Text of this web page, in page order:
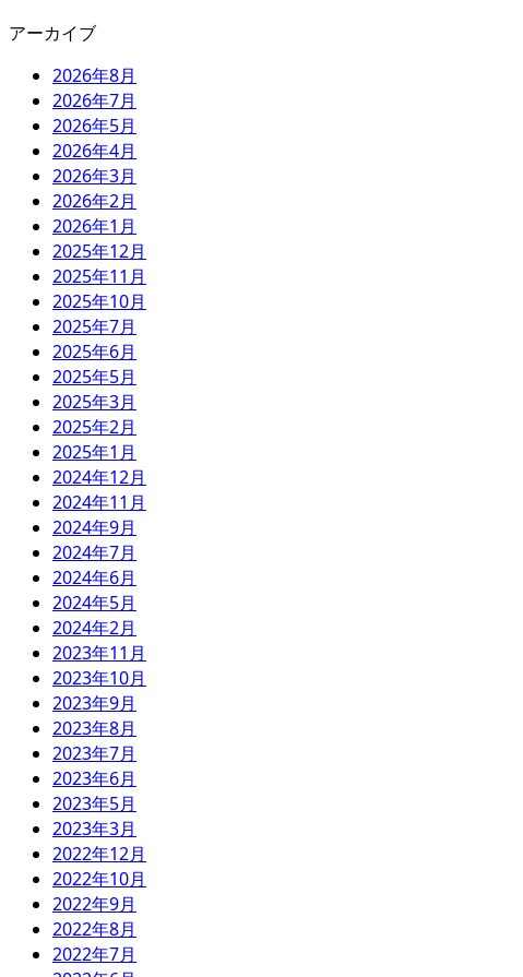
アーカイブ
2026年8月
2026年7月
2026年5月
2026年4月
2026年3月
2026年2月
2026年1月
2025年12月
2025年11月
2025年10月
2025年7月
2025年6月
2025年5月
2025年3月
2025年2月
2025年1月
2024年12月
2024年11月
2024年9月
2024年7月
2024年6月
2024年5月
2024年2月
2023年11月
2023年10月
2023年9月
2023年8月
2023年7月
2023年6月
2023年5月
2023年3月
2022年12月
2022年10月
2022年9月
2022年8月
2022年7月